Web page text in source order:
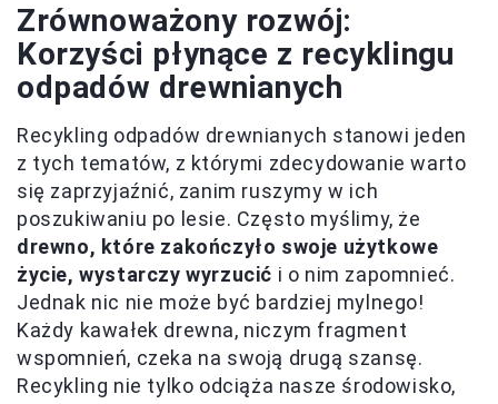
Zrównoważony rozwój:
Korzyści płynące z recyklingu
odpadów drewnianych
Recykling odpadów drewnianych stanowi jeden
z tych tematów, z którymi zdecydowanie warto
się zaprzyjaźnić, zanim ruszymy w ich
poszukiwaniu po lesie. Często myślimy, że
drewno, które zakończyło swoje użytkowe
życie, wystarczy wyrzucić i o nim zapomnieć.
Jednak nic nie może być bardziej mylnego!
Każdy kawałek drewna, niczym fragment
wspomnień, czeka na swoją drugą szansę.
Recykling nie tylko odciąża nasze środowisko,